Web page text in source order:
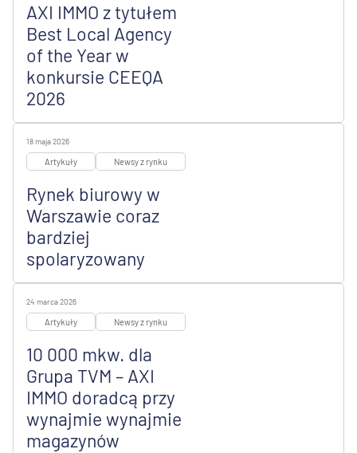
AXI IMMO z tytułem
Best Local Agency
of the Year w
konkursie CEEQA
2026
18 maja 2026
Artykuły Newsy z rynku
Rynek biurowy w
Warszawie coraz
bardziej
spolaryzowany
24 marca 2026
Artykuły Newsy z rynku
10 000 mkw. dla
Grupa TVM – AXI
IMMO doradcą przy
wynajmie wynajmie
magazynów